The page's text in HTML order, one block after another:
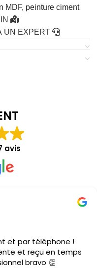
MDF, peinture ciment
UN EXPERT
avis
et par téléphone !
et reçu en temps
bravo 👏